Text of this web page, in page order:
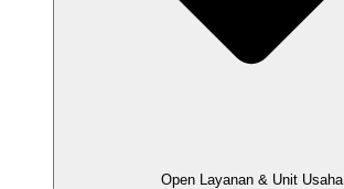
Open Layanan & Unit Usaha